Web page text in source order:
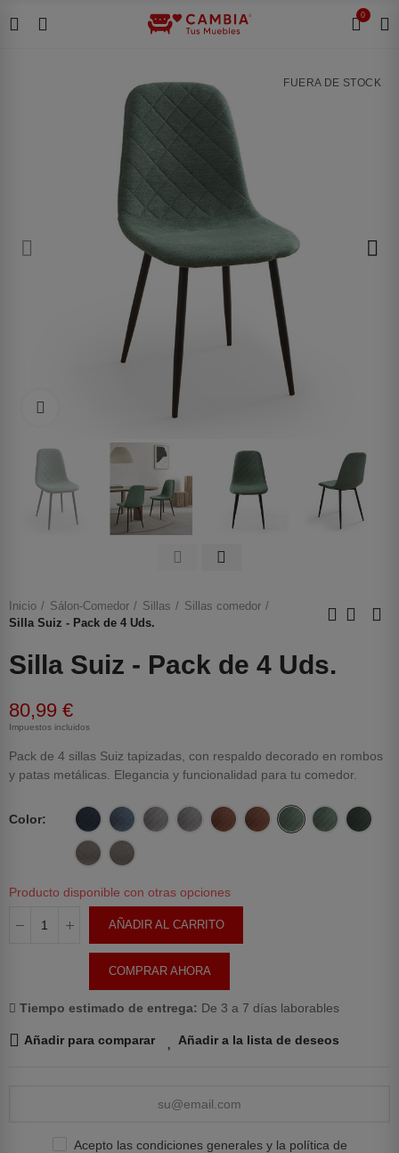
0
FUERA DE STOCK
Haga clic para ampliar
Inicio Sálon-Comedor Sillas
Sillas comedor
Silla Suiz - Pack de 4 Uds.
Silla Suiz - Pack de 4 Uds.
80,99 €
Impuestos incluidos
Pack de 4 sillas Suiz tapizadas, con respaldo decorado en rombos
y patas metálicas. Elegancia y funcionalidad para tu comedor.
Color
Producto disponible con otras opciones
AÑADIR AL CARRITO
COMPRAR AHORA
Tiempo estimado de entrega: De 3 a 7 días laborables
Añadir para comparar Añadir a la lista de deseos
Acepto las condiciones generales y la política de